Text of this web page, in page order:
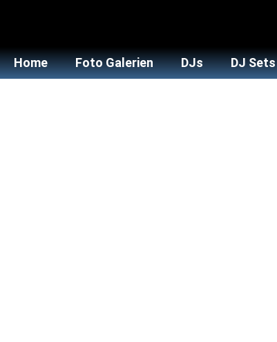
Home Foto Galerien DJs DJ Sets